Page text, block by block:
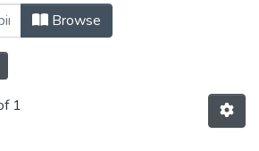
: मे २०२१ by Author
Browse
1